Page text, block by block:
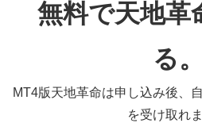
無料で天地革
る。
MT4版天地革命は申し込み後、
を受け取れま